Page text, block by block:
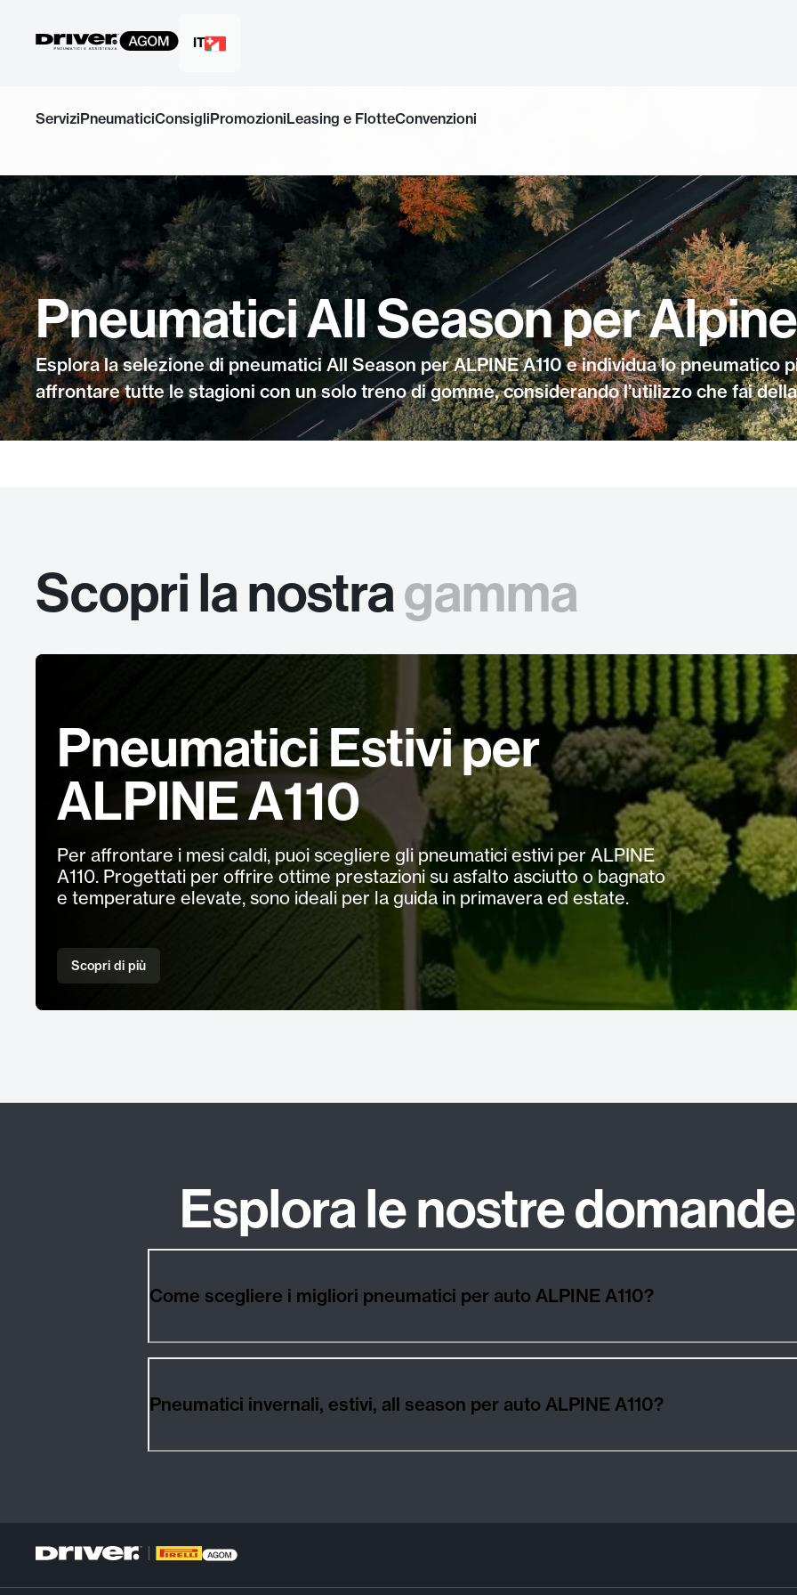
contenuto
IT
ServiziPneumaticiConsigliPromozioniLeasing e FlotteConvenzioni
Pneumatici All Season per
Esplora la selezione di pneumatici All Season per ALPINE A110 e individua lo pneumatico
affrontare tutte le stagioni con un solo treno di gomme, considerando l’utilizzo che fai
Scopri la nostragamma
Pneumatici Estivi per
ALPINE A110
Per affrontare i mesi caldi, puoi scegliere gli pneumatici estivi per ALPINE
A110. Progettati per offrire ottime prestazioni su asfalto asciutto o bagnato
e temperature elevate, sono ideali per la guida in primavera ed estate.
Scopri di più
Esplora le nostre domande
Come scegliere i migliori pneumatici per auto ALPINE A110?
Pneumatici invernali, estivi, all season per auto ALPINE A110?